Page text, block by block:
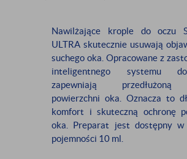
Nawilżające krople do oczu
ULTRA skutecznie usuwają
suchego oka. Opracowane z
inteligentnego systemu
zapewniają przedłużoną
powierzchni oka. Oznacza to
komfort i skuteczną ochronę
oka. Preparat jest dostępny
pojemności 10 ml.